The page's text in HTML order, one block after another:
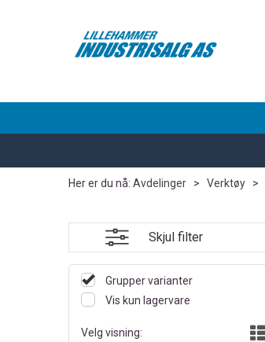
Her er du nå: Avdelinger > Verktøy >
Skjul filter
Grupper varianter
Vis kun lagervare
Velg visning: